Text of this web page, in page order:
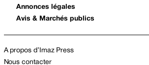
Annonces légales
Avis & Marchés publics
A propos d’Imaz Press
Nous contacter